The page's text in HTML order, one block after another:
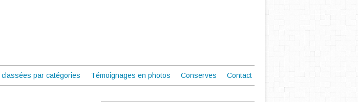
par catégories Témoignages en photos Conserves Contact